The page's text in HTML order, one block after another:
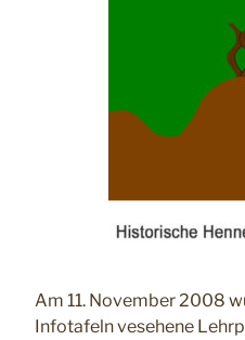
Am 11. November 2008
Infotafeln vesehene